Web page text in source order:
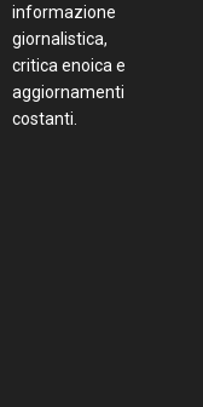
informazione
giornalistica,
critica enoica e
aggiornamenti
costanti.